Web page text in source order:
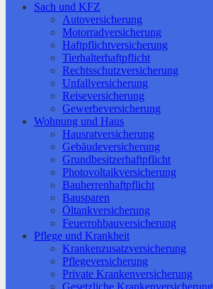
Sach und KFZ
Autoversicherung
Motorradversicherung
Haftpflichtversicherung
Tierhalterhaftpflicht
Rechtsschutzversicherung
Unfallversicherung
Reiseversicherung
Gewerbeversicherung
Wohnung und Haus
Hausratversicherung
Gebäudeversicherung
Grundbesitzerhaftpflicht
Photovoltaikversicherung
Bauherrenhaftpflicht
Bausparen
Öltankversicherung
Feuerrohbauversicherung
Pflege und Krankheit
Krankenzusatzversicherung
Pflegeversicherung
Private Krankenversicherung
Gesetzliche Krankenversicherung